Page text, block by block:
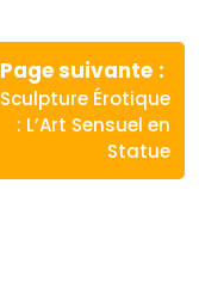
Page suivante
Article
suivant
Sculpture Érotique
: L’Art Sensuel en
Statue